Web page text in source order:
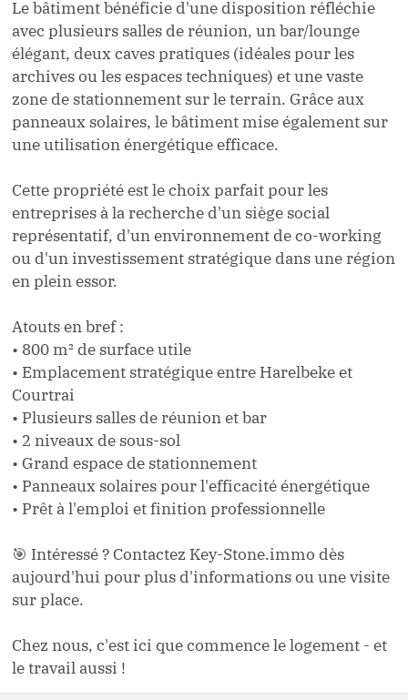
Le bâtiment bénéficie d'une disposition réfléchie
avec plusieurs salles de réunion, un bar/lounge
élégant, deux caves pratiques (idéales pour les
archives ou les espaces techniques) et une vaste
zone de stationnement sur le terrain. Grâce aux
panneaux solaires, le bâtiment mise également sur
une utilisation énergétique efficace.
Cette propriété est le choix parfait pour les
entreprises à la recherche d'un siège social
représentatif, d'un environnement de co-working
ou d'un investissement stratégique dans une région
en plein essor.
Atouts en bref :
• 800 m² de surface utile
• Emplacement stratégique entre Harelbeke et
Courtrai
• Plusieurs salles de réunion et bar
• 2 niveaux de sous-sol
• Grand espace de stationnement
• Panneaux solaires pour l'efficacité énergétique
• Prêt à l'emploi et finition professionnelle
🎯 Intéressé ? Contactez Key-Stone.immo dès
aujourd'hui pour plus d'informations ou une visite
sur place.
Chez nous, c'est ici que commence le logement - et
le travail aussi !